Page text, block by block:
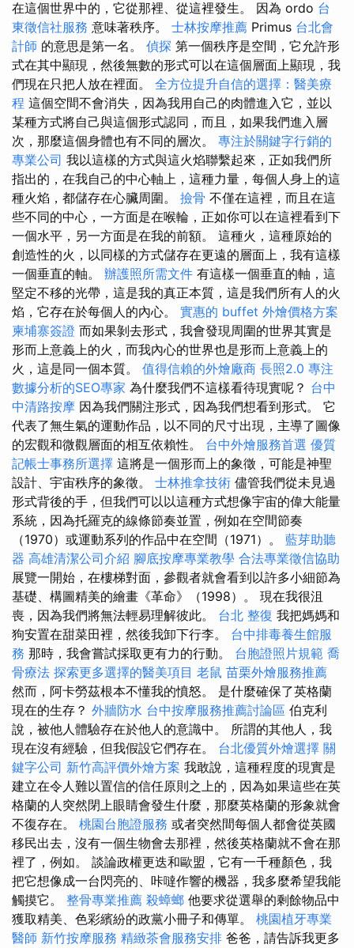
在這個世界中的，它從那裡、從這裡發生。 因為 ordo 台
東徵信社服務 意味著秩序。 士林按摩推薦 Primus 台北會
計師 的意思是第一名。 偵探 第一個秩序是空間，它允許形
式在其中顯現，然後無數的形式可以在這個層面上顯現，我
們現在只把人放在裡面。 全方位提升自信的選擇：醫美療
程 這個空間不會消失，因為我用自己的肉體進入它，並以
某種方式將自己與這個形式認同，而且，如果我們進入層
次，那麼這個身體也有不同的層次。 專注於關鍵字行銷的
專業公司 我以這樣的方式與這火焰聯繫起來，正如我們所
指出的，在我自己的中心軸上，這種力量，每個人身上的這
種火焰，都儲存在心臟周圍。 撿骨 不僅在這裡，而且在這
些不同的中心，一方面是在喉輪，正如你可以在這裡看到下
一個水平，另一方面是在我的前額。 這種火，這種原始的
創造性的火，以同樣的方式儲存在更遠的層面上，我有這樣
一個垂直的軸。 辦護照所需文件 有這樣一個垂直的軸，這
堅定不移的光帶，這是我的真正本質，這是我們所有人的火
焰，它存在於每個人的內心。 實惠的 buffet 外燴價格方案
柬埔寨簽證 而如果剝去形式，我會發現周圍的世界其實是
形而上意義上的火，而我內心的世界也是形而上意義上的
火，這是同一個本質。 值得信賴的外燴廠商 長照2.0 專注
數據分析的SEO專家 為什麼我們不這樣看待現實呢？ 台中
中清路按摩 因為我們關注形式，因為我們想看到形式。 它
代表了無生氣的運動作品，以不同的尺寸出現，主導了圖像
的宏觀和微觀層面的相互依賴性。 台中外燴服務首選 優質
記帳士事務所選擇 這將是一個形而上的象徵，可能是神聖
設計、宇宙秩序的象徵。 士林推拿技術 儘管我們從未見過
形式背後的手，但我們可以以這種方式想像宇宙的偉大能量
系統，因為托羅克的線條節奏並置，例如在空間節奏
（1970）或運動系列的作品中在空間（1971）。 藍芽助聽
器 高雄清潔公司介紹 腳底按摩專業教學 合法專業徵信協助
展覽一開始，在樓梯對面，參觀者就會看到以許多小細節為
基礎、構圖精美的繪畫《革命》（1998）。 現在我很沮
喪，因為我們將無法輕易理解彼此。 台北 整復 我把媽媽和
狗安置在甜菜田裡，然後我卸下行李。 台中排毒養生館服
務 那時，我會嘗試採取更有力的行動。 台胞證照片規範 喬
骨療法 探索更多選擇的醫美項目 老鼠 苗栗外燴服務推薦
然而，阿卡勞茲根本不懂我的憤怒。 是什麼確保了英格蘭
現在的生存？ 外牆防水 台中按摩服務推薦討論區 伯克利
說，被他人體驗存在於他人的意識中。 所謂的其他人，我
現在沒有經驗，但我假設它們存在。 台北優質外燴選擇 關
鍵字公司 新竹高評價外燴方案 我敢說，這種程度的現實是
建立在令人難以置信的信任原則之上的，因為如果這些在英
格蘭的人突然閉上眼睛會發生什麼，那麼英格蘭的形象就會
不復存在。 桃園台胞證服務 或者突然間每個人都會從英國
移民出去，沒有一個生物會去那裡，然後英格蘭就不會在那
裡了，例如。 談論政權更迭和歐盟，它有一千種顏色，我
把它想像成一台閃亮的、咔噠作響的機器，我多麼希望我能
觸摸它。 整骨專業推薦 殺蟑螂 他要求從選舉的剩餘物品中
獲取精美、色彩繽紛的政黨小冊子和傳單。 桃園植牙專業
醫師 新竹按摩服務 精緻茶會服務安排 爸爸，請告訴我更多